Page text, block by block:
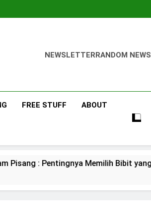
NEWSLETTERRANDOM NEWS
FREE STUFF ABOUT
Memilih Bibit yang Bagus